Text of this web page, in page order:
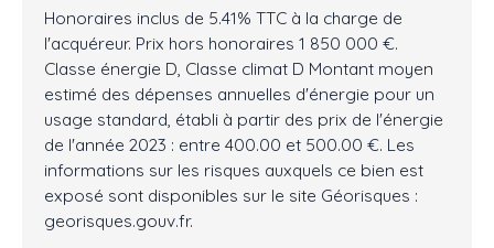
Honoraires inclus de 5.41% TTC à la charge de
l'acquéreur. Prix hors honoraires 1 850 000 €.
Classe énergie D, Classe climat D Montant moyen
estimé des dépenses annuelles d'énergie pour un
usage standard, établi à partir des prix de l'énergie
de l'année 2023 : entre 400.00 et 500.00 €. Les
informations sur les risques auxquels ce bien est
exposé sont disponibles sur le site Géorisques :
georisques.gouv.fr.